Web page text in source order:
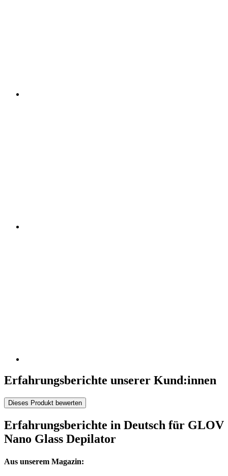
Erfahrungsberichte unserer Kund:innen
Dieses Produkt bewerten
Erfahrungsberichte in Deutsch für GLOV
Nano Glass Depilator
Aus unserem Magazin: